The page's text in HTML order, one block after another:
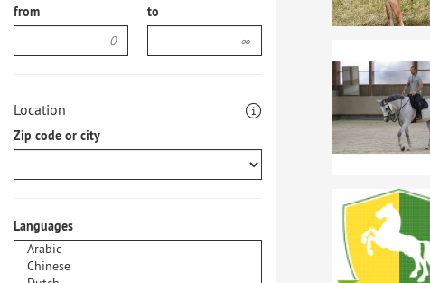
from to
Location
Zip code or city
Languages